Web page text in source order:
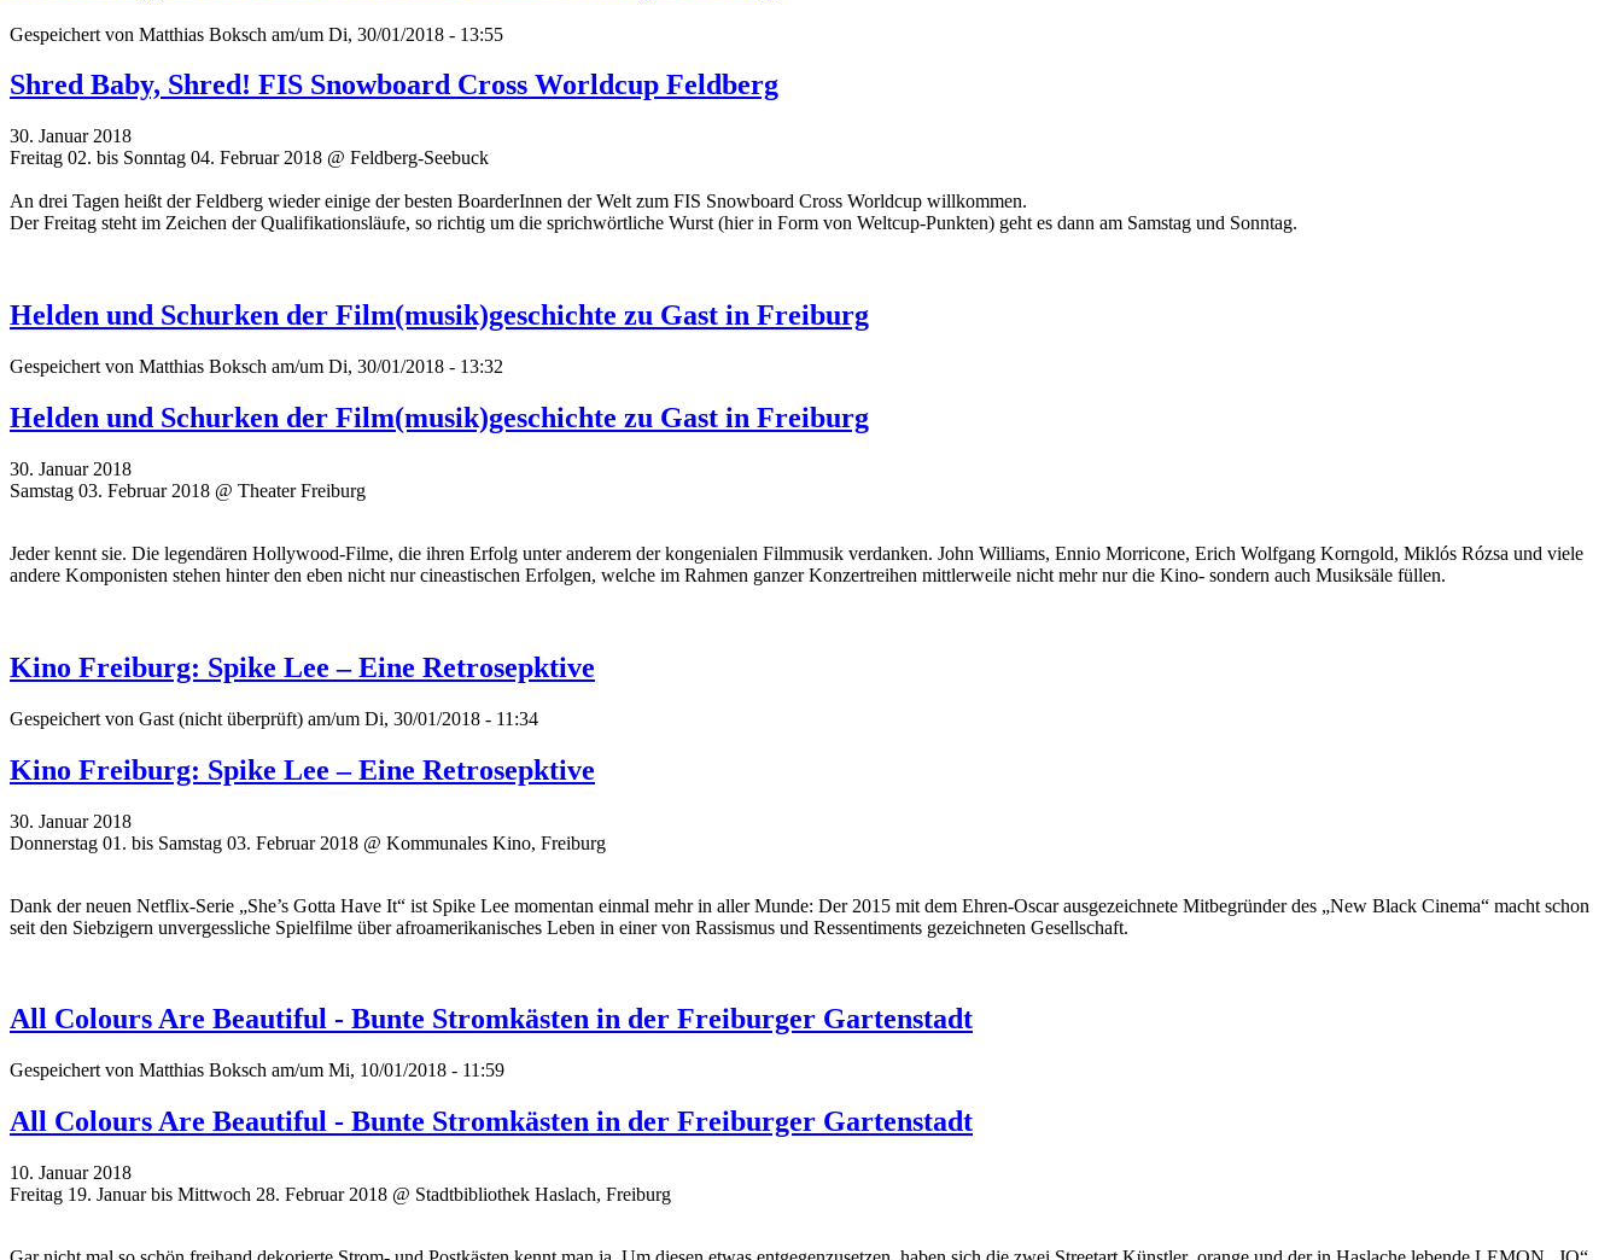
Gespeichert von Matthias Boksch am/um Di, 30/01/2018 - 13:55
Shred Baby, Shred! FIS Snowboard Cross Worldcup Feldberg
30. Januar 2018
Freitag 02. bis Sonntag 04. Februar 2018 @ Feldberg-Seebuck
An drei Tagen heißt der Feldberg wieder einige der besten BoarderInnen der Welt zum FIS Snowboard Cross Worldcup willkommen.
Der Freitag steht im Zeichen der Qualifikationsläufe, so richtig um die sprichwörtliche Wurst (hier in Form von Weltcup-Punkten) geht es dann am Samstag und Sonntag.
Helden und Schurken der Film(musik)geschichte zu Gast in Freiburg
Gespeichert von Matthias Boksch am/um Di, 30/01/2018 - 13:32
Helden und Schurken der Film(musik)geschichte zu Gast in Freiburg
30. Januar 2018
Samstag 03. Februar 2018 @ Theater Freiburg
Jeder kennt sie. Die legendären Hollywood-Filme, die ihren Erfolg unter anderem der kongenialen Filmmusik verdanken. John Williams, Ennio Morricone, Erich Wolfgang Korngold, Miklós Rózsa und viele
andere Komponisten stehen hinter den eben nicht nur cineastischen Erfolgen, welche im Rahmen ganzer Konzertreihen mittlerweile nicht mehr nur die Kino- sondern auch Musiksäle füllen.
Kino Freiburg: Spike Lee – Eine Retrosepktive
Gespeichert von Gast (nicht überprüft) am/um Di, 30/01/2018 - 11:34
Kino Freiburg: Spike Lee – Eine Retrosepktive
30. Januar 2018
Donnerstag 01. bis Samstag 03. Februar 2018 @ Kommunales Kino, Freiburg
Dank der neuen Netflix-Serie „She’s Gotta Have It“ ist Spike Lee momentan einmal mehr in aller Munde: Der 2015 mit dem Ehren-Oscar ausgezeichnete Mitbegründer des „New Black Cinema“ macht schon
seit den Siebzigern unvergessliche Spielfilme über afroamerikanisches Leben in einer von Rassismus und Ressentiments gezeichneten Gesellschaft.
All Colours Are Beautiful - Bunte Stromkästen in der Freiburger Gartenstadt
Gespeichert von Matthias Boksch am/um Mi, 10/01/2018 - 11:59
All Colours Are Beautiful - Bunte Stromkästen in der Freiburger Gartenstadt
10. Januar 2018
Freitag 19. Januar bis Mittwoch 28. Februar 2018 @ Stadtbibliothek Haslach, Freiburg